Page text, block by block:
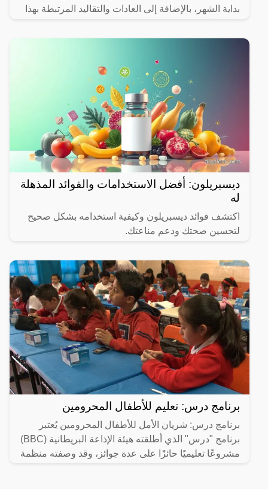
بداية الشهر، بالإضافة إلى العادات والتقاليد المرتبطة بهذا
ديسبريلون: أفضل الاستخدامات والفوائد المذهلة
له
اكتشف فوائد ديسبريلون وكيفية استخدامه بشكل صحيح
لتحسين صحتك ودعم مناعتك.
برنامج درس: تعليم للأطفال المحرومين
برنامج درس: شريان الأمل للأطفال المحرومين يُعتبر
برنامج "درس" الذي أطلقته هيئة الإذاعة البريطانية (BBC)
مشروعًا تعليميًا حائزًا على عدة جوائز، وقد وصفته منظمة